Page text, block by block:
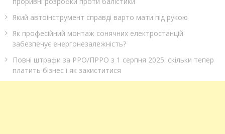
Який автоінструмент справді варто мати під рукою
Як професійний монтаж сонячних електростанцій
забезпечує енергонезалежність?
Повні штрафи за РРО/ПРРО з 1 серпня 2025: скільки тепер
платить бізнес і як захиститися